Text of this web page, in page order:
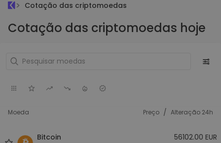
Cotação das criptomoedas
Cotação das criptomoedas hoje
Moeda Preço / Alteração 24h
Bitcoin
56102.00 EUR